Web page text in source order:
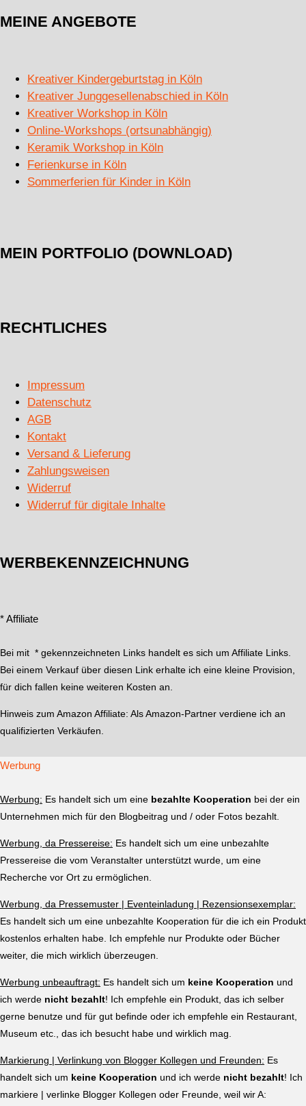
MEINE ANGEBOTE
Kreativer Kindergeburtstag in Köln
Kreativer Junggesellenabschied in Köln
Kreativer Workshop in Köln
Online-Workshops (ortsunabhängig)
Keramik Workshop in Köln
Ferienkurse in Köln
Sommerferien für Kinder in Köln
MEIN PORTFOLIO (DOWNLOAD)
RECHTLICHES
Impressum
Datenschutz
AGB
Kontakt
Versand & Lieferung
Zahlungsweisen
Widerruf
Widerruf für digitale Inhalte
WERBEKENNZEICHNUNG
* Affiliate
Bei mit * gekennzeichneten Links handelt es sich um Affiliate Links.
Bei einem Verkauf über diesen Link erhalte ich eine kleine Provision,
für dich fallen keine weiteren Kosten an.
Hinweis zum Amazon Affiliate: Als Amazon-Partner verdiene ich an
qualifizierten Verkäufen.
Werbung
Werbung: Es handelt sich um eine bezahlte Kooperation bei der ein
Unternehmen mich für den Blogbeitrag und / oder Fotos bezahlt.
Werbung, da Pressereise: Es handelt sich um eine unbezahlte
Pressereise die vom Veranstalter unterstützt wurde, um eine
Recherche vor Ort zu ermöglichen.
Werbung, da Pressemuster | Eventeinladung | Rezensionsexemplar:
Es handelt sich um eine unbezahlte Kooperation für die ich ein Produkt
kostenlos erhalten habe. Ich empfehle nur Produkte oder Bücher
weiter, die mich wirklich überzeugen.
Werbung unbeauftragt: Es handelt sich um keine Kooperation und
ich werde nicht bezahlt! Ich empfehle ein Produkt, das ich selber
gerne benutze und für gut befinde oder ich empfehle ein Restaurant,
Museum etc., das ich besucht habe und wirklich mag.
Markierung | Verlinkung von Blogger Kollegen und Freunden: Es
handelt sich um keine Kooperation und ich werde nicht bezahlt! Ich
markiere | verlinke Blogger Kollegen oder Freunde, weil wir A: